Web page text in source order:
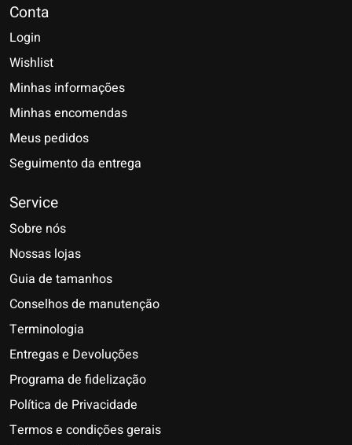
Conta
Login
Wishlist
Minhas informações
Minhas encomendas
Meus pedidos
Seguimento da entrega
Service
Sobre nós
Nossas lojas
Guia de tamanhos
Conselhos de manutenção
Terminologia
Entregas e Devoluções
Programa de fidelização
Política de Privacidade
Termos e condições gerais